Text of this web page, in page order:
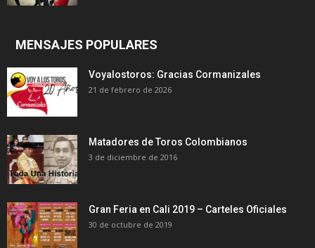
MENSAJES POPULARES
Voyalostoros: Gracias Cormanizales
21 de febrero de 2026
Matadores de Toros Colombianos
3 de diciembre de 2016
Gran Feria en Cali 2019 – Carteles Oficiales
30 de octubre de 2019